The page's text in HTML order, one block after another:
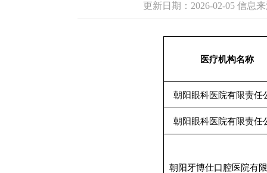
更新日期：2026-02-05 信息
医疗机构名称
朝阳眼科医院有限责任
朝阳眼科医院有限责任
朝阳牙博仕口腔医院有